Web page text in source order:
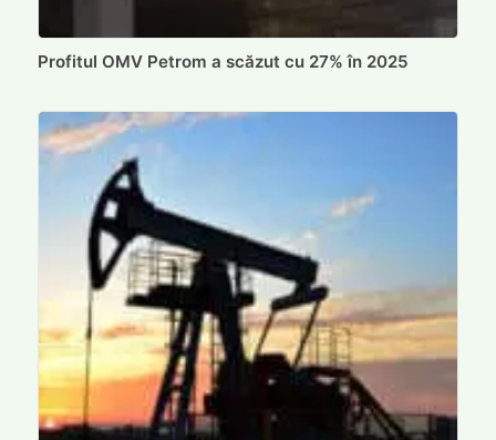
Profitul OMV Petrom a scăzut cu 27% în 2025